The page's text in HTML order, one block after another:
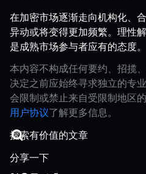
在加密市场逐渐走向机构化、
异动或将变得更加频繁。理性
是成熟市场参与者应有的态度。
本内容不构成任何要约、招揽
决定之前应始终寻求独立的专
会限制或禁止来自受限制地区
用户协议了解更多信息。
分享一下